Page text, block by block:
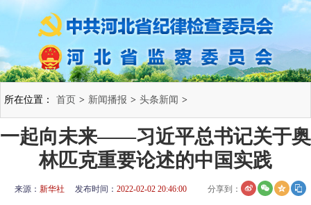
所在位置： 首页 > 新闻播报 > 头条新闻 >
一起向未来——习近平总书记关于奥
林匹克重要论述的中国实践
来源： 新华社 发布时间： 2022-02-02 20:46:00 分享到：